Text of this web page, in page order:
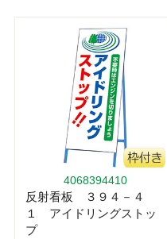
4068394410
反射看板 ３９４－４
１ アイドリングストッ
プ